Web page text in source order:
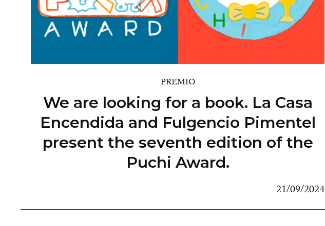
PREMIO
We are looking for a book. La Casa
Encendida and Fulgencio Pimentel
present the seventh edition of the
Puchi Award.
21/09/2024